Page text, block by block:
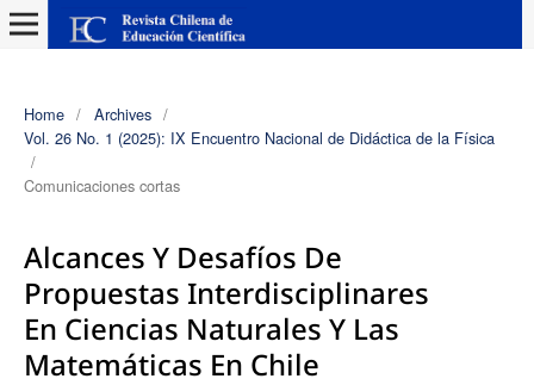
Home / Archives /
Vol. 26 No. 1 (2025): IX Encuentro Nacional de Didáctica de la Física
/
Comunicaciones cortas
Alcances Y Desafíos De
Propuestas Interdisciplinares
En Ciencias Naturales Y Las
Matemáticas En Chile